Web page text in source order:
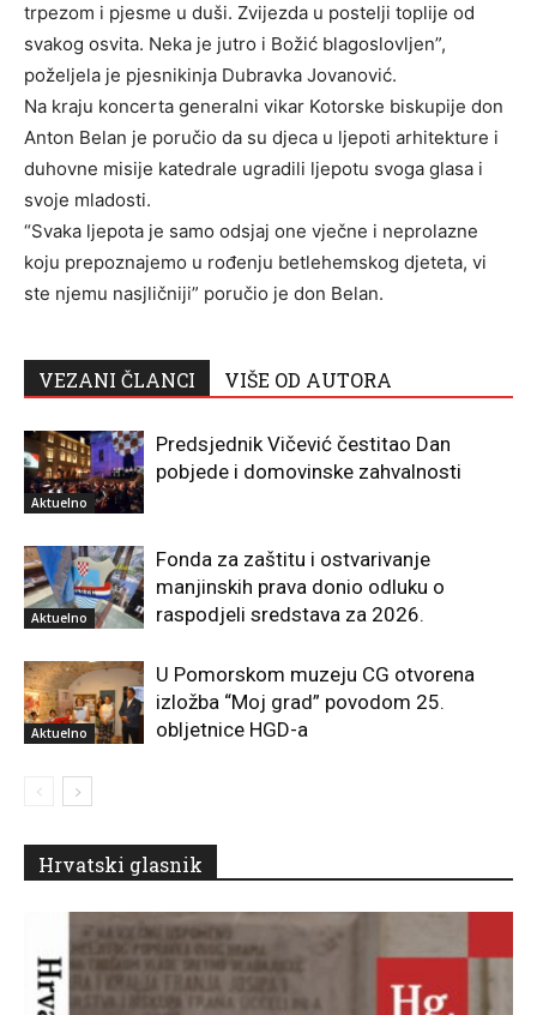
trpezom i pjesme u duši. Zvijezda u postelji toplije od
svakog osvita. Neka je jutro i Božić blagoslovljen”,
poželjela je pjesnikinja Dubravka Jovanović.
Na kraju koncerta generalni vikar Kotorske biskupije don
Anton Belan je poručio da su djeca u ljepoti arhitekture i
duhovne misije katedrale ugradili ljepotu svoga glasa i
svoje mladosti.
“Svaka ljepota je samo odsjaj one vječne i neprolazne
koju prepoznajemo u rođenju betlehemskog djeteta, vi
ste njemu nasjličniji” poručio je don Belan.
VEZANI ČLANCI VIŠE OD AUTORA
Aktuelno
Predsjednik Vičević čestitao Dan
pobjede i domovinske zahvalnosti
Aktuelno
Fonda za zaštitu i ostvarivanje
manjinskih prava donio odluku o
raspodjeli sredstava za 2026.
Aktuelno
U Pomorskom muzeju CG otvorena
izložba “Moj grad” povodom 25.
obljetnice HGD-a
Hrvatski glasnik